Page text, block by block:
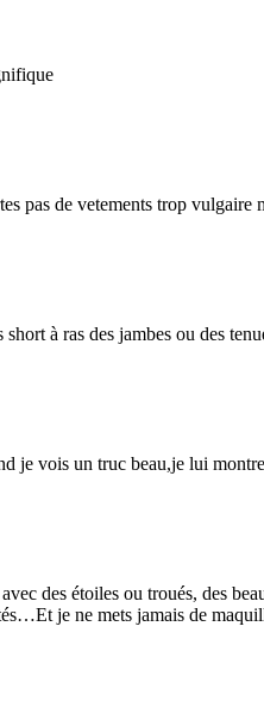
pas de vetements trop vulgaire
à ras des jambes ou des
je vois un truc beau,je lui
des étoiles ou troués, des
je ne mets jamais de